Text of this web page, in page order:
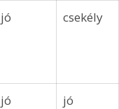
jó csekély
jó jó